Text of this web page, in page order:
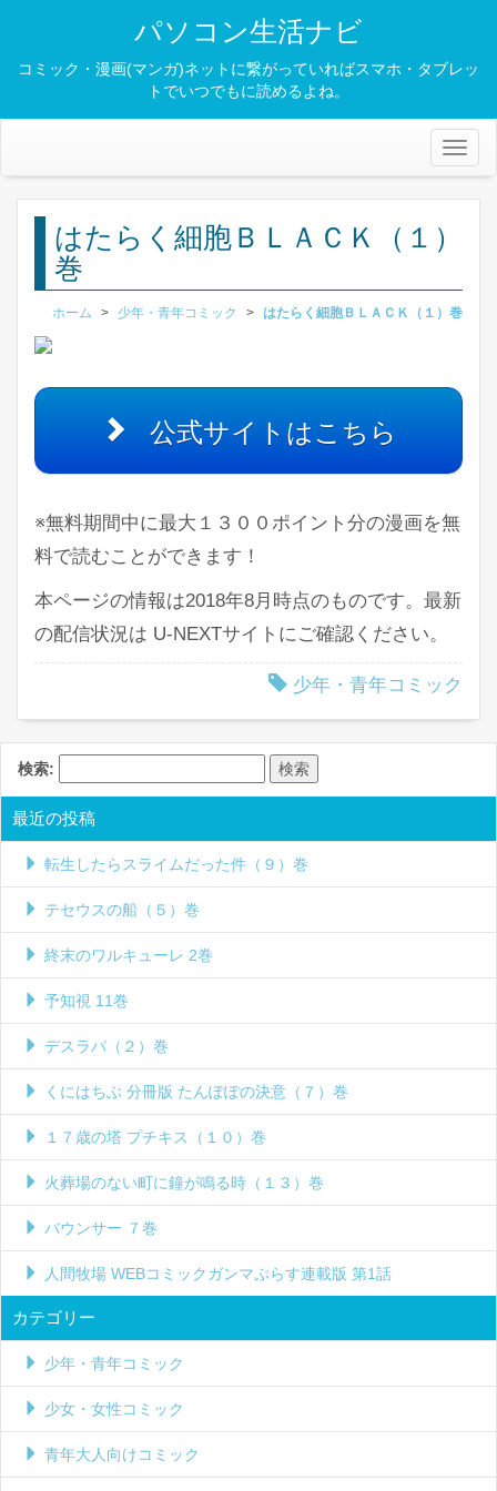
パソコン生活ナビ
コミック・漫画(マンガ)ネットに繋がっていればスマホ・タブレッ
トでいつでもに読めるよね。
はたらく細胞ＢＬＡＣＫ（１）
巻
ホーム > 少年・青年コミック > はたらく細胞ＢＬＡＣＫ（１）巻
公式サイトはこちら
※無料期間中に最大１３００ポイント分の漫画を無
料で読むことができます！
本ページの情報は2018年8月時点のものです。最新
の配信状況は U-NEXTサイトにご確認ください。
少年・青年コミック
検索:
最近の投稿
転生したらスライムだった件（９）巻
テセウスの船（５）巻
終末のワルキューレ 2巻
予知視 11巻
デスラバ（２）巻
くにはちぶ 分冊版 たんぽぽの決意（７）巻
１７歳の塔 プチキス（１０）巻
火葬場のない町に鐘が鳴る時（１３）巻
バウンサー ７巻
人間牧場 WEBコミックガンマぷらす連載版 第1話
カテゴリー
少年・青年コミック
少女・女性コミック
青年大人向けコミック